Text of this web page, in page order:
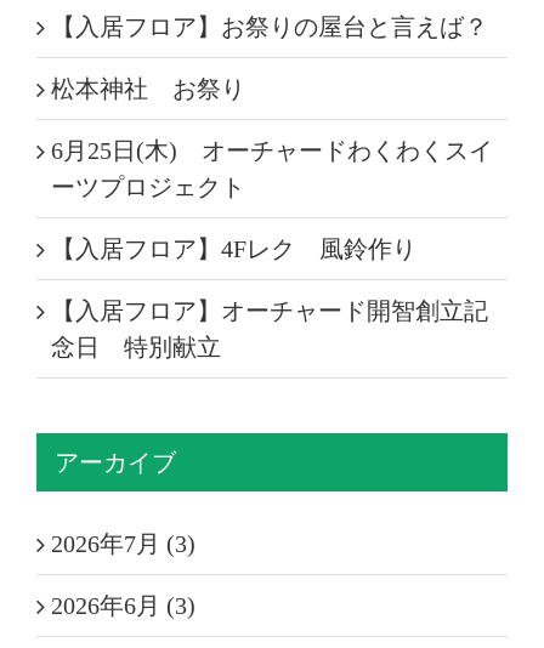
【入居フロア】お祭りの屋台と言えば？
松本神社 お祭り
6月25日(木) オーチャードわくわくスイ
ーツプロジェクト
【入居フロア】4Fレク 風鈴作り
【入居フロア】オーチャード開智創立記
念日 特別献立
アーカイブ
2026年7月 (3)
2026年6月 (3)